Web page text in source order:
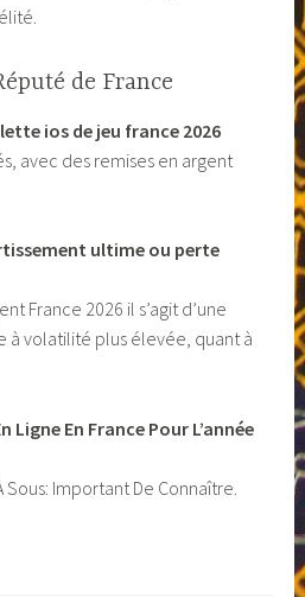
de France
ios de jeu france 2026
avec des remises en argent
ultime ou perte
France 2026 il s’agit d’une
à volatilité plus élevée, quant à
Ligne En France Pour L’année
Sous: Important De Connaître.